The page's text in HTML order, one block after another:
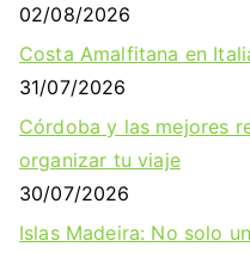
02/08/2026
Costa Amalfitana en
31/07/2026
Córdoba y las mejores
organizar tu viaje
30/07/2026
Islas Madeira: No solo